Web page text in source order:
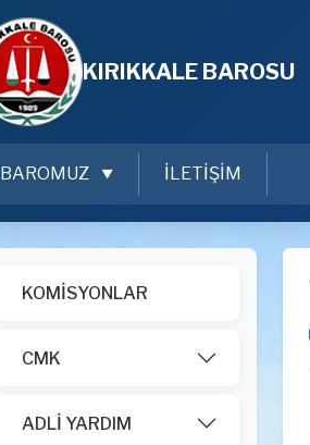
KIRIKKALE BAROSU
BAROMUZ İLETİŞİM
KOMİSYONLAR
CMK
ADLİ YARDIM